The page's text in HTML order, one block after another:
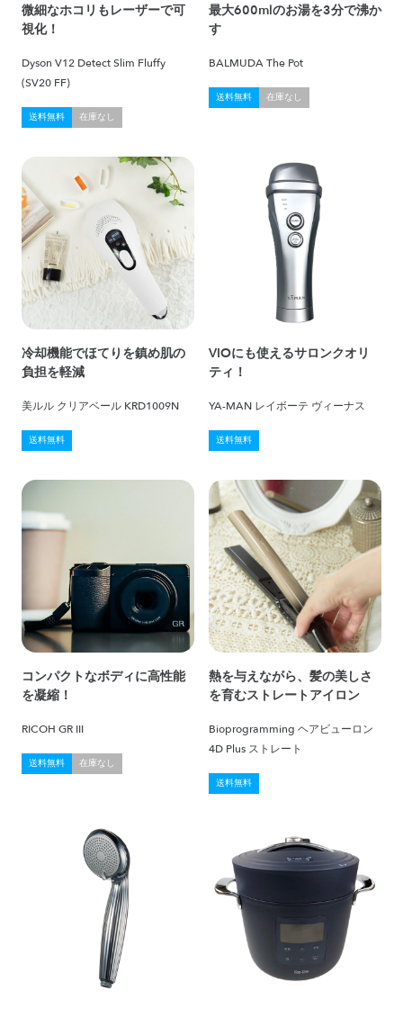
微細なホコリもレーザーで可
視化！
Dyson V12 Detect Slim Fluffy
(SV20 FF)
送料無料 在庫なし
最大600mlのお湯を3分で沸か
す
BALMUDA The Pot
送料無料 在庫なし
冷却機能でほてりを鎮め肌の
負担を軽減
美ルル クリアベール KRD1009N
送料無料
VIOにも使えるサロンクオリ
ティ！
YA-MAN レイボーテ ヴィーナス
送料無料
コンパクトなボディに高性能
を凝縮！
RICOH GR III
送料無料 在庫なし
熱を与えながら、髪の美しさ
を育むストレートアイロン
Bioprogramming ヘアビューロン
4D Plus ストレート
送料無料